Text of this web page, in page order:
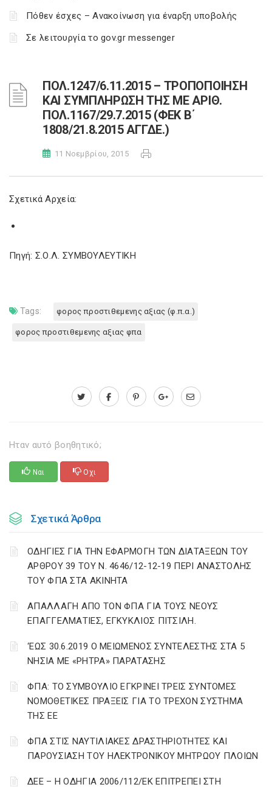
Πόθεν έσχες – Ανακοίνωση για έναρξη υποβολής
Σε λειτουργία το gov.gr messenger
ΠΟΛ.1247/6.11.2015 – ΤΡΟΠΟΠΟΙΗΣΗ
ΚΑΙ ΣΥΜΠΛΗΡΩΣΗ ΤΗΣ ΜΕ ΑΡΙΘ.
ΠΟΛ.1167/29.7.2015 (ΦΕΚ Β΄
1808/21.8.2015 ΑΓΓΔΕ.)
11 Νοεμβρίου, 2015
Σχετικά Αρχεία:
Πηγή: Σ.Ο.Λ. ΣΥΜΒΟΥΛΕΥΤΙΚΗ
Tags: φορος προστιθεμενης αξιας (φ.π.α.)
φορος προστιθεμενης αξιας φπα
Ηταν αυτό βοηθητικό;
Ναι Οχι
Σχετικά Άρθρα
ΟΔΗΓΙΕΣ ΓΙΑ ΤΗΝ ΕΦΑΡΜΟΓΗ ΤΩΝ ΔΙΑΤΑΞΕΩΝ ΤΟΥ
ΑΡΘΡΟΥ 39 ΤΟΥ Ν. 4646/12-12-19 ΠΕΡΙ ΑΝΑΣΤΟΛΗΣ
ΤΟΥ ΦΠΑ ΣΤΑ ΑΚΙΝΗΤΑ
ΑΠΑΛΛΑΓΗ ΑΠΟ ΤΟΝ ΦΠΑ ΓΙΑ ΤΟΥΣ ΝΕΟΥΣ
ΕΠΑΓΓΕΛΜΑΤΙΕΣ, ΕΓΚΥΚΛΙΟΣ ΠΙΤΣΙΛΗ.
‘ΕΩΣ 30.6.2019 Ο ΜΕΙΩΜΕΝΟΣ ΣΥΝΤΕΛΕΣΤΗΣ ΣΤΑ 5
ΝΗΣΙΑ ΜΕ «ΡΗΤΡΑ» ΠΑΡΑΤΑΣΗΣ
ΦΠΑ: ΤΟ ΣΥΜΒΟΥΛΙΟ ΕΓΚΡΙΝΕΙ ΤΡΕΙΣ ΣΥΝΤΟΜΕΣ
ΝΟΜΟΘΕΤΙΚΕΣ ΠΡΑΞΕΙΣ ΓΙΑ ΤΟ ΤΡΕΧΟΝ ΣΥΣΤΗΜΑ
ΤΗΣ ΕΕ
ΦΠΑ ΣΤΙΣ ΝΑΥΤΙΛΙΑΚΕΣ ΔΡΑΣΤΗΡΙΟΤΗΤΕΣ ΚΑΙ
ΠΑΡΟΥΣΙΑΣΗ ΤΟΥ ΗΛΕΚΤΡΟΝΙΚΟΥ ΜΗΤΡΩΟΥ ΠΛΟΙΩΝ
ΔΕΕ – Η ΟΔΗΓΙΑ 2006/112/ΕΚ ΕΠΙΤΡΕΠΕΙ ΣΤΗ